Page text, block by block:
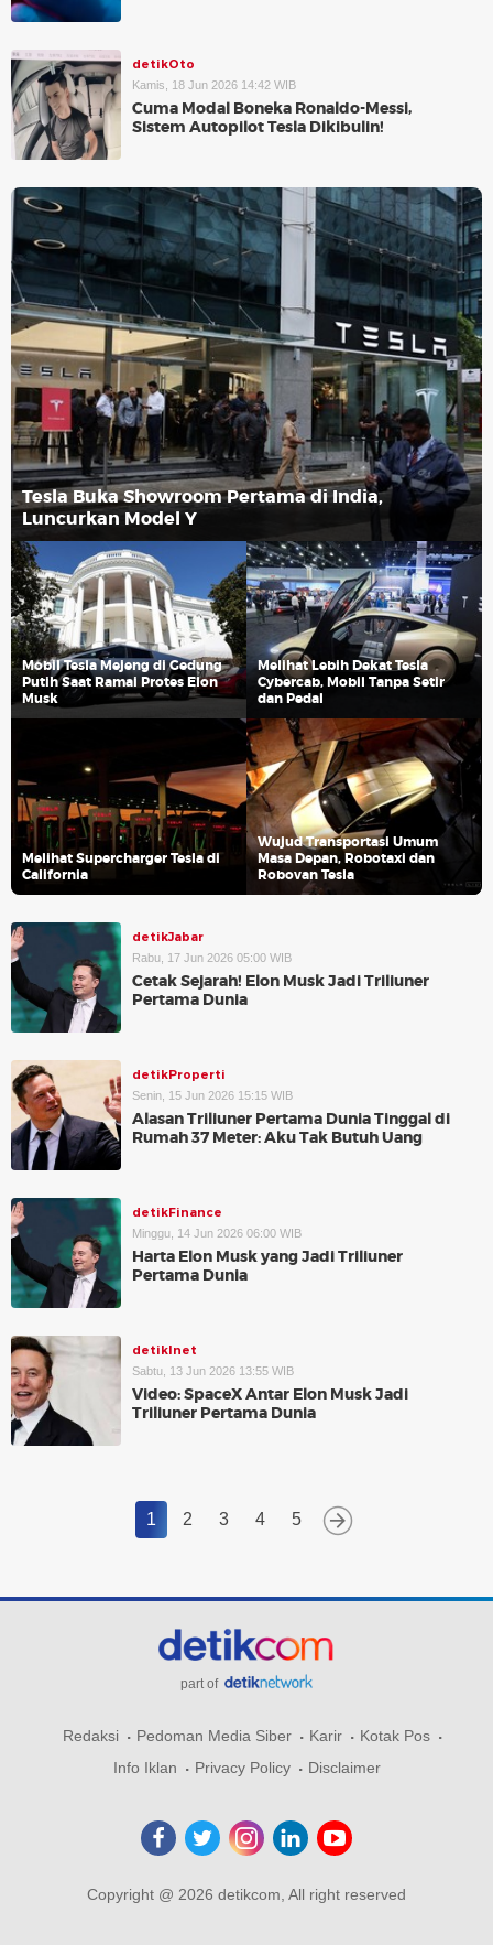
detikOto
Kamis, 18 Jun 2026 14:42 WIB
Cuma Modal Boneka Ronaldo-Messi,
Sistem Autopilot Tesla Dikibulin!
Tesla Buka Showroom Pertama di India,
Luncurkan Model Y
Mobil Tesla Mejeng di Gedung
Putih Saat Ramai Protes Elon
Musk
Melihat Lebih Dekat Tesla
Cybercab, Mobil Tanpa Setir
dan Pedal
Melihat Supercharger Tesla di
California
Wujud Transportasi Umum
Masa Depan, Robotaxi dan
Robovan Tesla
detikJabar
Rabu, 17 Jun 2026 05:00 WIB
Cetak Sejarah! Elon Musk Jadi Triliuner
Pertama Dunia
detikProperti
Senin, 15 Jun 2026 15:15 WIB
Alasan Triliuner Pertama Dunia Tinggal di
Rumah 37 Meter: Aku Tak Butuh Uang
detikFinance
Minggu, 14 Jun 2026 06:00 WIB
Harta Elon Musk yang Jadi Triliuner
Pertama Dunia
detikInet
Sabtu, 13 Jun 2026 13:55 WIB
Video: SpaceX Antar Elon Musk Jadi
Triliuner Pertama Dunia
1 2 3 4 5
part of
Redaksi Pedoman Media Siber Karir
Kotak Pos
Info Iklan
Privacy Policy Disclaimer
Copyright @ 2026 detikcom, All right reserved